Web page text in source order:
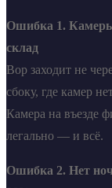
Ошибка 1. Камеры
склад
Вор заходит не
сбоку, где камер
Камера на въезде
легально — и всё.
Ошибка 2. Нет